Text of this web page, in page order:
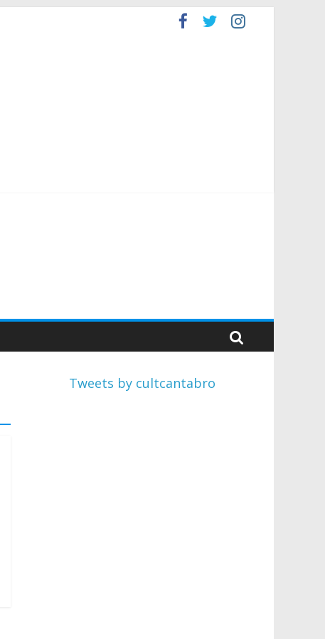
Tweets by cultcantabro